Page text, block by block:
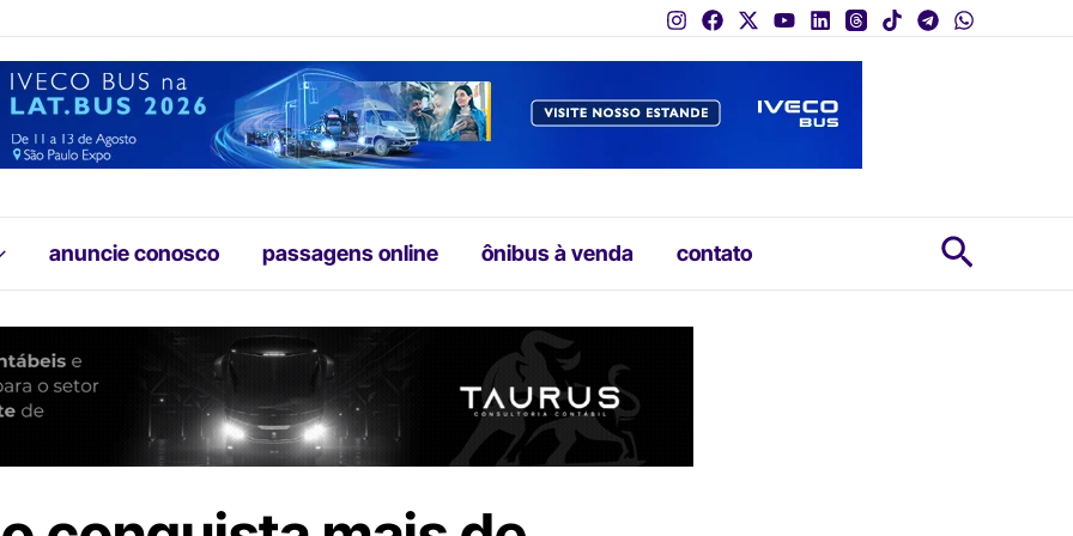
anuncie conosco passagens online ônibus à venda contato